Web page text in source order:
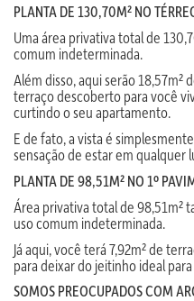
PLANTA DE 130,70M² NO
Uma área privativa total de
comum indeterminada.
Além disso, aqui serão 18,57m²
terraço descoberto para você
curtindo o seu apartamento.
E de fato, a vista é
sensação de estar em qualquer
PLANTA DE 98,51M² NO 1º
Área privativa total de 98,51m²
uso comum indeterminada.
Já aqui, você terá 7,92m² de
para deixar do jeitinho ideal
SOMOS PREOCUPADOS COM